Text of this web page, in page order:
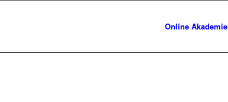
Online Akademie